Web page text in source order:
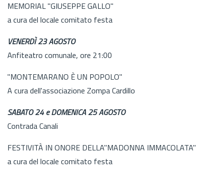
MEMORIAL "GIUSEPPE GALLO"
a cura del locale comitato festa
VENERDÌ 23 AGOSTO
Anfiteatro comunale, ore 21:00
"MONTEMARANO È UN POPOLO"
A cura dell'associazione Zompa Cardillo
SABATO 24 e DOMENICA 25 AGOSTO
Contrada Canali
FESTIVITÀ IN ONORE DELLA"MADONNA IMMACOLATA"
a cura del locale comitato festa